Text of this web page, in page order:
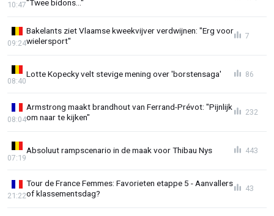
"Twee bidons..."
10:47
Bakelants ziet Vlaamse kweekvijver verdwijnen: "Erg voor
wielersport"
09:24
7
Lotte Kopecky velt stevige mening over 'borstensaga'
08:40
86
Armstrong maakt brandhout van Ferrand-Prévot: "Pijnlijk
om naar te kijken"
08:04
232
Absoluut rampscenario in de maak voor Thibau Nys
07:19
443
Tour de France Femmes: Favorieten etappe 5 - Aanvallers
of klassementsdag?
21:22
43